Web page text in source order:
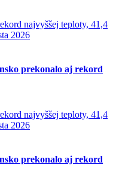
prekonalo aj rekord
prekonalo aj rekord